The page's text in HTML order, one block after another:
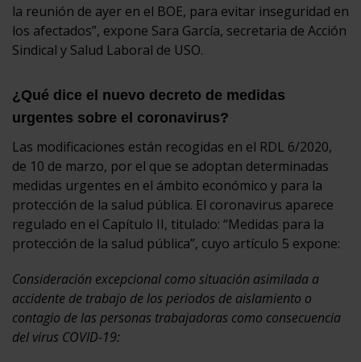
la reunión de ayer en el BOE, para evitar inseguridad en
los afectados”, expone Sara García, secretaria de Acción
Sindical y Salud Laboral de USO.
¿Qué dice el nuevo decreto de medidas
urgentes sobre el coronavirus?
Las modificaciones están recogidas en el RDL 6/2020,
de 10 de marzo, por el que se adoptan determinadas
medidas urgentes en el ámbito económico y para la
protección de la salud pública. El coronavirus aparece
regulado en el Capítulo II, titulado: “Medidas para la
protección de la salud pública”, cuyo artículo 5 expone:
Consideración excepcional como situación asimilada a
accidente de trabajo de los periodos de aislamiento o
contagio de las personas trabajadoras como consecuencia
del virus COVID-19: